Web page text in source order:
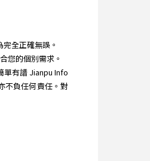
全正確無誤。
您的個別需求。
單有譜 Jianpu Info
不負任何責任。對